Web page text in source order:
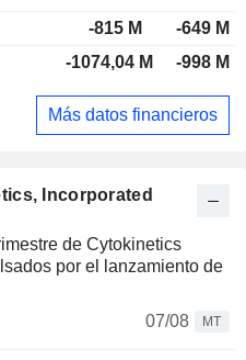
Incorporated
de Cytokinetics
por el lanzamiento de
07/08
MT
-815 M
-649 M
-1074,04 M -998 M
Más datos financieros